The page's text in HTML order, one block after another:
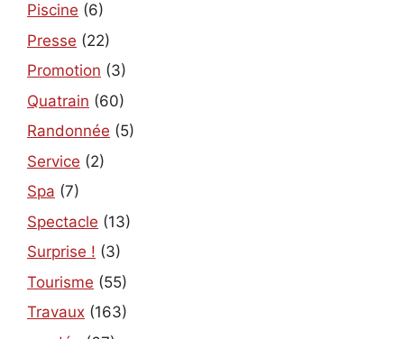
Piscine (6)
Presse (22)
Promotion (3)
Quatrain (60)
Randonnée (5)
Service (2)
Spa (7)
Spectacle (13)
Surprise ! (3)
Tourisme (55)
Travaux (163)